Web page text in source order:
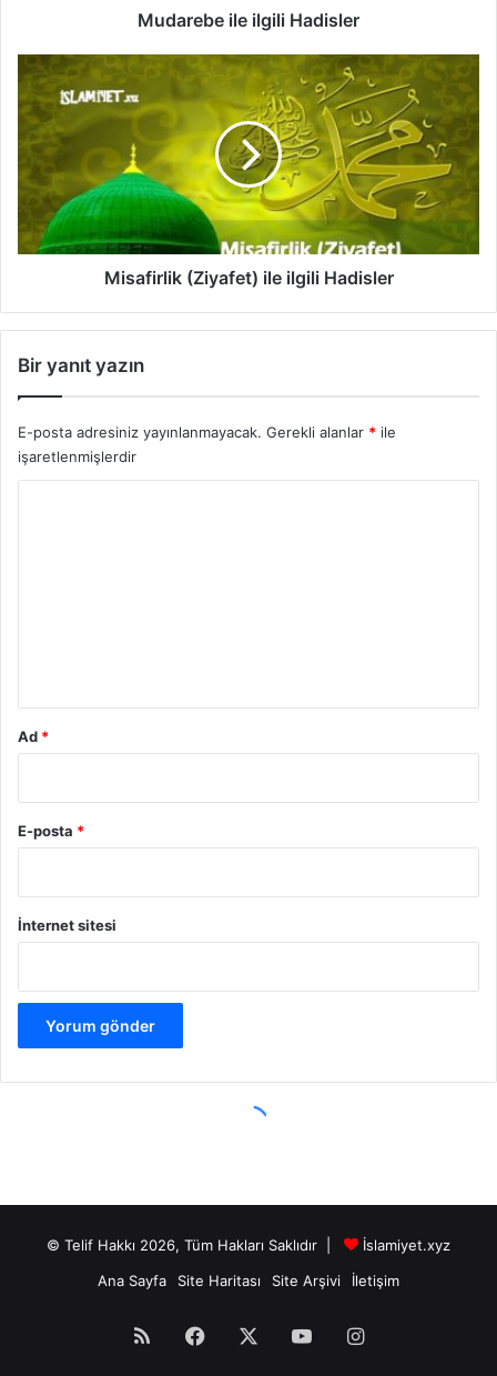
© Telif Hakkı 2026, Tüm Hakları Saklıdır |
İslamiyet.xyz
Ana Sayfa
Site Haritası Site Arşivi İletişim
RSS Facebook YouTubeInstagram